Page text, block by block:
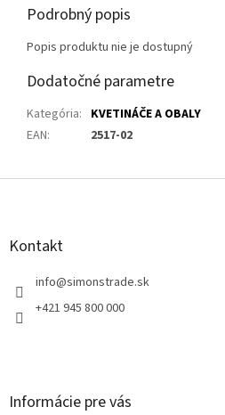
Podrobný popis
Popis produktu nie je dostupný
Dodatočné parametre
Kategória: KVETINÁČE A OBALY
EAN: 2517-02
Z
Kontakt
info@simonstrade.sk
+421 945 800 000
Informácie pre vás